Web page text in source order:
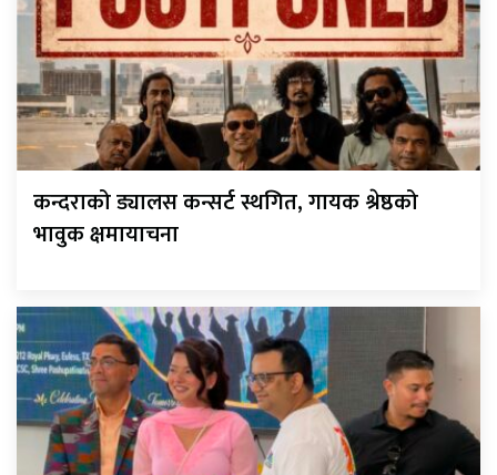
कन्दराको ड्यालस कन्सर्ट स्थगित, गायक श्रेष्ठको
भावुक क्षमायाचना